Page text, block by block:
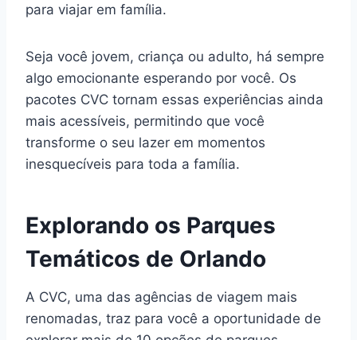
para viajar em família.
Seja você jovem, criança ou adulto, há sempre
algo emocionante esperando por você. Os
pacotes CVC tornam essas experiências ainda
mais acessíveis, permitindo que você
transforme o seu lazer em momentos
inesquecíveis para toda a família.
Explorando os Parques
Temáticos de Orlando
A CVC, uma das agências de viagem mais
renomadas, traz para você a oportunidade de